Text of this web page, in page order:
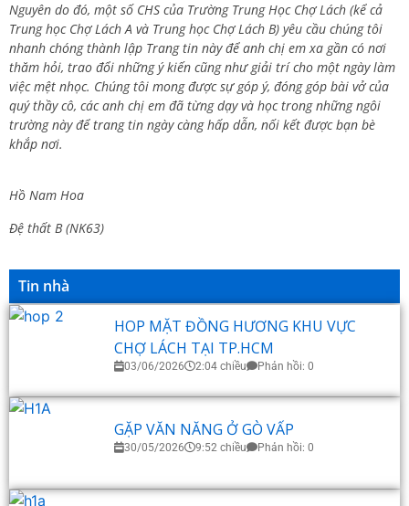
Nguyên do đó, một số CHS của Trường Trung Học Chợ Lách (kể cả
Trung học Chợ Lách A và Trung học Chợ Lách B) yêu cầu chúng tôi
nhanh chóng thành lập Trang tin này để anh chị em xa gần có nơi
thăm hỏi, trao đổi những ý kiến cũng như giải trí cho một ngày làm
việc mệt nhọc. Chúng tôi mong được sự góp ý, đóng góp bài vở của
quý thầy cô, các anh chị em đã từng dạy và học trong những ngôi
trường này để trang tin ngày càng hấp dẫn, nối kết được bạn bè
khắp nơi.
Hồ Nam Hoa
Đệ thất B (NK63)
Tin nhà
HOP MẶT ĐỒNG HƯƠNG KHU VỰC
CHỢ LÁCH TẠI TP.HCM
03/06/2026 2:04 chiều Phản hồi: 0
GẶP VĂN NĂNG Ở GÒ VẤP
30/05/2026 9:52 chiều Phản hồi: 0